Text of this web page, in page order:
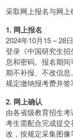
采取网上报名与网上
1. 网上报名
2024年10月15 – 28
登录《中国研究生
息和密码。报名期
期不补报、不改信
规定缴纳报考费并签
2. 网上确认
由各省级教育招生
考生需配合完成提
改，按规定采集图像